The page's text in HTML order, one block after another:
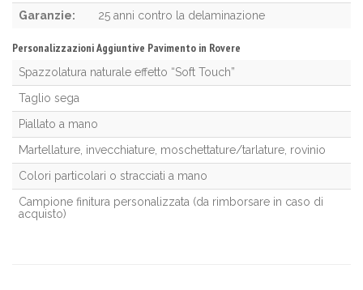
Garanzie: 25 anni contro la delaminazione
Personalizzazioni Aggiuntive Pavimento in Rovere
Spazzolatura naturale effetto “Soft Touch”
Taglio sega
Piallato a mano
Martellature, invecchiature, moschettature/tarlature, rovinio
Colori particolari o stracciati a mano
Campione finitura personalizzata (da rimborsare in caso di
acquisto)